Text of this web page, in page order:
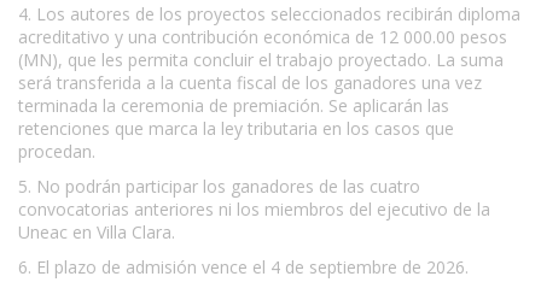
4. Los autores de los proyectos seleccionados recibirán diploma
acreditativo y una contribución económica de 12 000.00 pesos
(MN), que les permita concluir el trabajo proyectado. La suma
será transferida a la cuenta fiscal de los ganadores una vez
terminada la ceremonia de premiación. Se aplicarán las
retenciones que marca la ley tributaria en los casos que
procedan.
5. No podrán participar los ganadores de las cuatro
convocatorias anteriores ni los miembros del ejecutivo de la
Uneac en Villa Clara.
6. El plazo de admisión vence el 4 de septiembre de 2026.